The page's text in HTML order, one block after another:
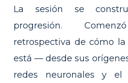
La sesión se
progresión.
retrospectiva de cómo
está — desde sus
redes neuronales y el